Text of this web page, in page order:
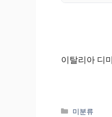
이탈리아 디
카
미분류